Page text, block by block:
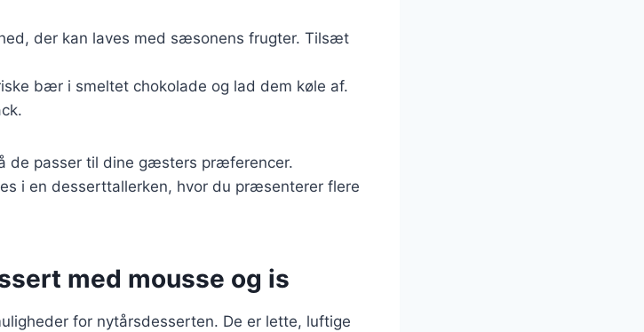
der kan laves med sæsonens frugter. Tilsæt
bær i smeltet chokolade og lad dem køle af.
de passer til dine gæsters præferencer.
i en desserttallerken, hvor du præsenterer flere
med mousse og is
for nytårsdesserten. De er lette, luftige